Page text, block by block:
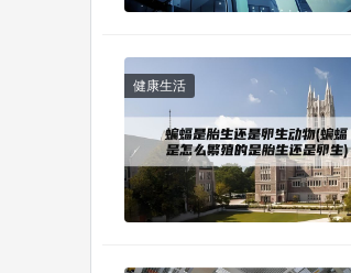
健康生活